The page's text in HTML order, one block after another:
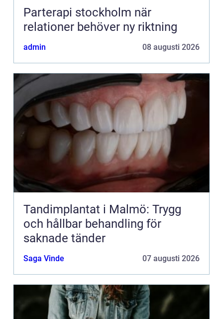
Parterapi stockholm när
relationer behöver ny riktning
admin 08 augusti 2026
Tandimplantat i Malmö: Trygg
och hållbar behandling för
saknade tänder
Saga Vinde 07 augusti 2026